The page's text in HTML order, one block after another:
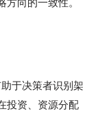
向的一致性。
于决策者识别架
投资、资源分配